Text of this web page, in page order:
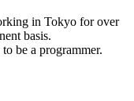
in Tokyo for over
basis.
be a programmer.